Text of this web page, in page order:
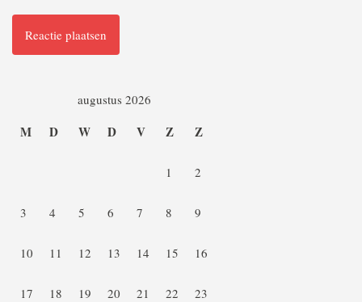
augustus 2026
M D W D V Z Z
1 2
3 4 5 6 7 8 9
10 11 12 13 14 15 16
17 18 19 20 21 22 23